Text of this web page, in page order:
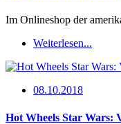
Im Onlineshop der
Weiterlesen...
08.10.2018
Hot Wheels Star Wars: